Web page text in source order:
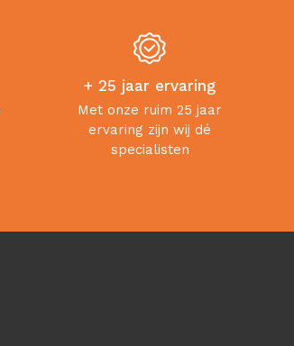
+ 25 jaar ervaring
Met onze ruim 25 jaar
ervaring zijn wij dé
specialisten